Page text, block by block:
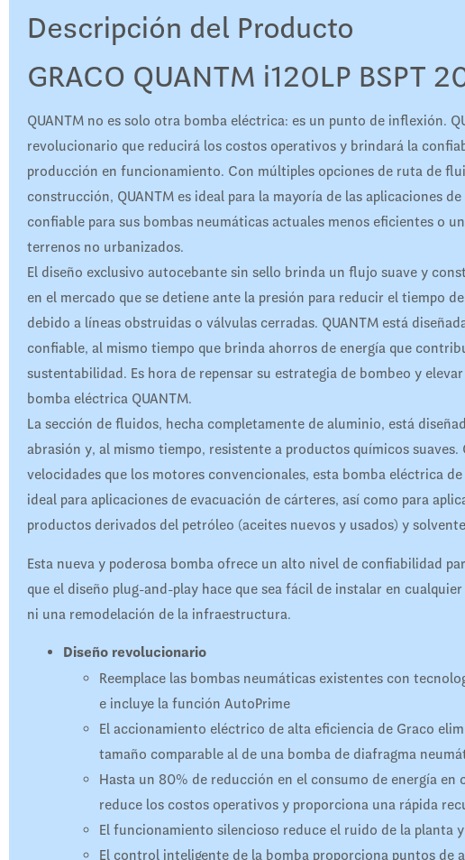
Descripción del Producto
GRACO QUANTM i120LP BSPT
QUANTM no es solo otra bomba eléctrica: es un punto de inflexión.
revolucionario que reducirá los costos operativos y brindará la
producción en funcionamiento. Con múltiples opciones de ruta de
construcción, QUANTM es ideal para la mayoría de las aplicaciones
confiable para sus bombas neumáticas actuales menos eficientes o
terrenos no urbanizados.
El diseño exclusivo autocebante sin sello brinda un flujo suave y
en el mercado que se detiene ante la presión para reducir el tiempo
debido a líneas obstruidas o válvulas cerradas. QUANTM está
confiable, al mismo tiempo que brinda ahorros de energía que
sustentabilidad. Es hora de repensar su estrategia de bombeo y
bomba eléctrica QUANTM.
La sección de fluidos, hecha completamente de aluminio, está
abrasión y, al mismo tiempo, resistente a productos químicos
velocidades que los motores convencionales, esta bomba eléctrica
ideal para aplicaciones de evacuación de cárteres, así como para
productos derivados del petróleo (aceites nuevos y usados) y
Esta nueva y poderosa bomba ofrece un alto nivel de confiabilidad
que el diseño plug-and-play hace que sea fácil de instalar en
ni una remodelación de la infraestructura.
Diseño revolucionario
Reemplace las bombas neumáticas existentes con
e incluye la función AutoPrime
El accionamiento eléctrico de alta eficiencia de Graco
tamaño comparable al de una bomba de diafragma
Hasta un 80% de reducción en el consumo de energía
reduce los costos operativos y proporciona una rápida
El funcionamiento silencioso reduce el ruido de la planta
El control inteligente de la bomba proporciona puntos de